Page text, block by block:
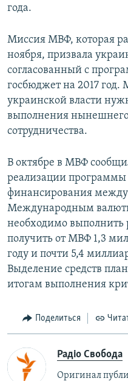
года.
Миссия МВФ, которая
ноября, призвала
согласованный с
госбюджет на 2017 год.
украинской власти
выполнения
сотрудничества.
В октябре в МВФ
реализации
финансирования
Международным
необходимо выполнить
получить от МВФ 1,3
году и почти 5,4
Выделение средств
итогам выполнения
Поделиться
Радіо Свобода
Оригинал